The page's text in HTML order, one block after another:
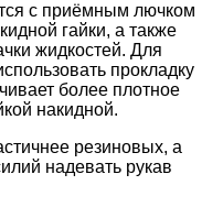
с приёмным лючком
гайки, а также
жидкостей. Для
прокладку
более плотное
накидной.
резиновых, а
надевать рукав